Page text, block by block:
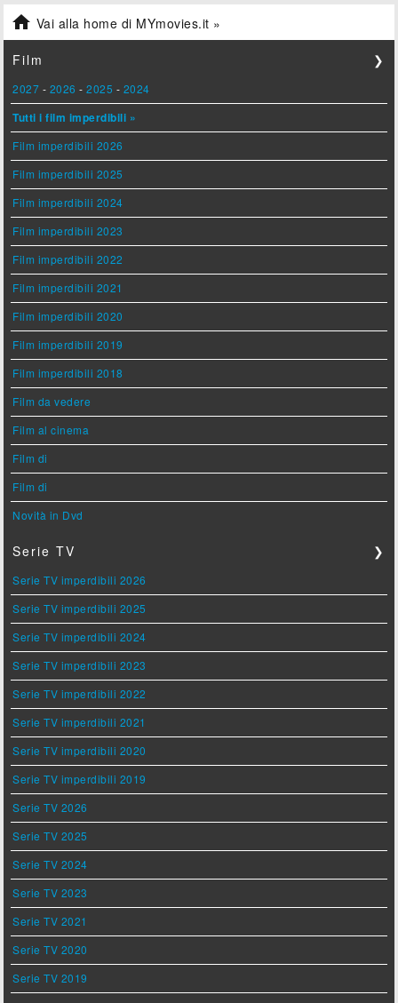
 Vai alla home di MYmovies.it »
Film ❯
2027 - 2026 -2025 - 2024
Tutti i film imperdibili »
Film imperdibili 2026
Film imperdibili 2025
Film imperdibili 2024
Film imperdibili 2023
Film imperdibili 2022
Film imperdibili 2021
Film imperdibili 2020
Film imperdibili 2019
Film imperdibili 2018
Film da vedere
Film al cinema
Film di
Film di
Novità in Dvd
Serie TV ❯
Serie TV imperdibili 2026
Serie TV imperdibili 2025
Serie TV imperdibili 2024
Serie TV imperdibili 2023
Serie TV imperdibili 2022
Serie TV imperdibili 2021
Serie TV imperdibili 2020
Serie TV imperdibili 2019
Serie TV 2026
Serie TV 2025
Serie TV 2024
Serie TV 2023
Serie TV 2021
Serie TV 2020
Serie TV 2019